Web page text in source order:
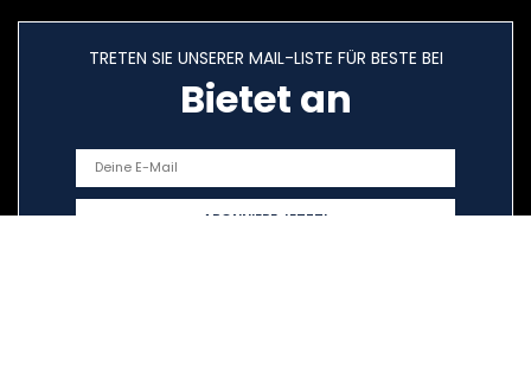
TRETEN SIE UNSERER MAIL-LISTE FÜR BESTE BEI
Bietet an